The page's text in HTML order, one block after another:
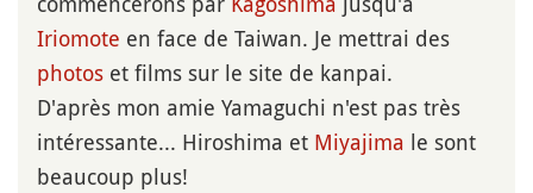
Iriomote en face de Taiwan. Je mettrai des
photos et films sur le site de kanpai.
D'après mon amie Yamaguchi n'est pas très
intéressante... Hiroshima et Miyajima le sont
beaucoup plus!